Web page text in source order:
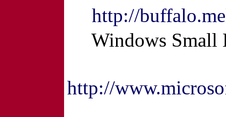
http://
Windows Small
http://